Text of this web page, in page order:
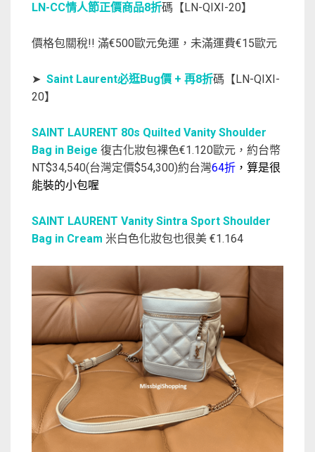
LN-CC情人節正價商品8折碼【LN-QIXI-20】
價格包關稅!! 滿€500歐元免運，未滿運費€15歐元
➤ Saint Laurent必逛Bug價 + 再8折碼【LN-QIXI-
20】
SAINT LAURENT 80s Quilted Vanity Shoulder
Bag in Beige 復古化妝包裸色€1.120歐元，約台幣
NT$34,540(台灣定價$54,300)約台灣64折 ，算是很
能裝的小包喔
SAINT LAURENT Vanity Sintra Sport Shoulder
Bag in Cream 米白色化妝包也很美 €1.164